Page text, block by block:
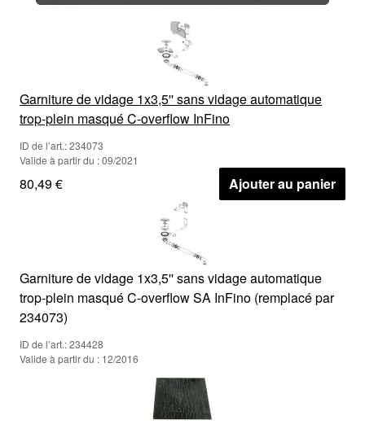
Garniture de vidage 1x3,5'' sans vidage automatique
trop-plein masqué C-overflow InFino
ID de l’art.: 234073
Valide à partir du : 09/2021
80,49 € Ajouter au panier
Garniture de vidage 1x3,5'' sans vidage automatique
trop-plein masqué C-overflow SA InFino (remplacé par
234073)
ID de l’art.: 234428
Valide à partir du : 12/2016